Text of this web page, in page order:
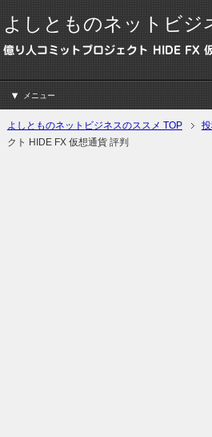
よしとものネットビジ
億り人コミットプロジェクト HIDE FX
メニュー
よしとものネットビジネスのススメ TOP
クト HIDE FX 仮想通貨 評判